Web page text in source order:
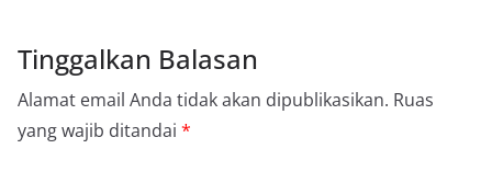
Tinggalkan Balasan
Alamat email Anda tidak akan dipublikasikan. Ruas
yang wajib ditandai *